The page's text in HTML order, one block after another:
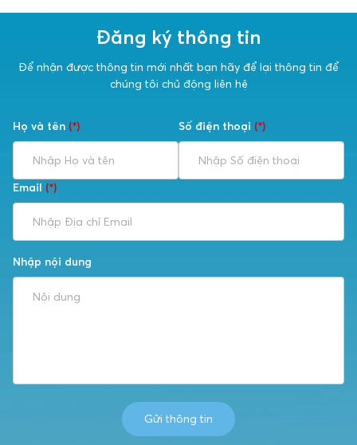
Đăng ký thông tin
Để nhận được thông tin mới nhất bạn hãy để lại thông tin để
chúng tôi chủ động liên hệ
Họ và tên (*) Số điện thoại (*)
Email (*)
Nhập nội dung
Gửi thông tin